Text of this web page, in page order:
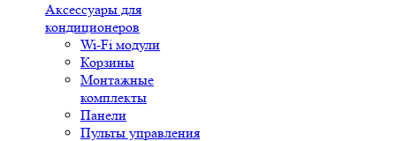
Аксессуары для
кондиционеров
Wi-Fi модули
Корзины
Монтажные
комплекты
Панели
Пульты управления